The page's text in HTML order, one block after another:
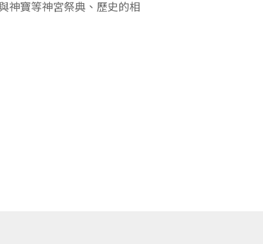
神寶等神宮祭典、歷史的相